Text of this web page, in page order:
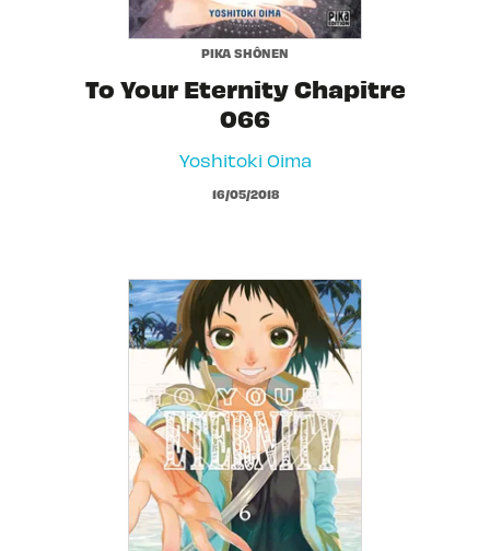
PIKA SHÔNEN
To Your Eternity Chapitre
066
Yoshitoki Oima
16/05/2018